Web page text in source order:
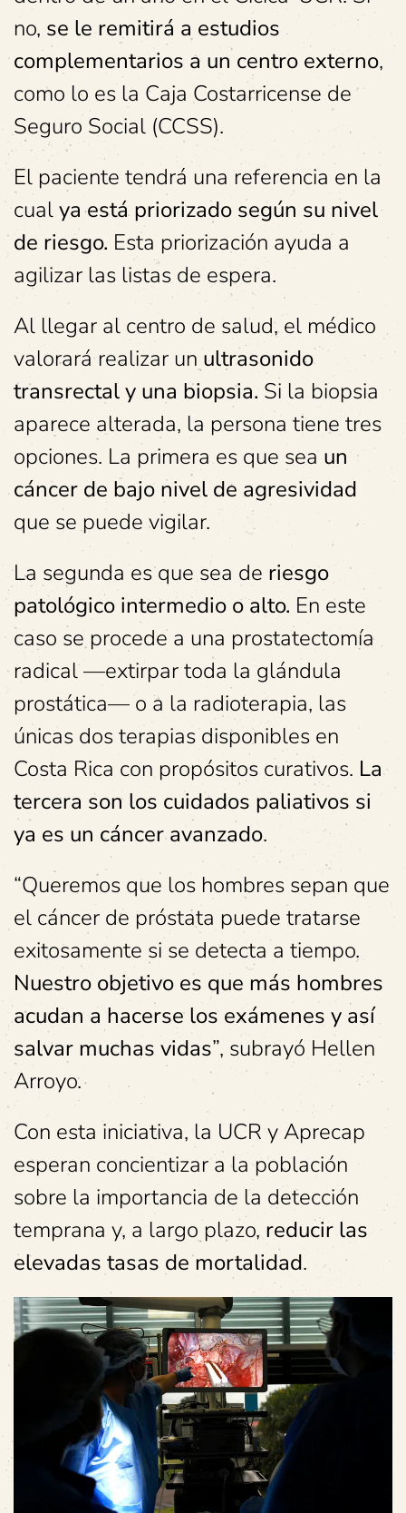
no, se le remitirá a estudios
complementarios a un centro externo,
como lo es la Caja Costarricense de
Seguro Social (CCSS).
El paciente tendrá una referencia en la
cualya está priorizado según su nivel
de riesgo. Esta priorización ayuda a
agilizar las listas de espera.
Al llegar al centro de salud, el médico
valorará realizar un ultrasonido
transrectal y una biopsia. Si la biopsia
aparece alterada, la persona tiene tres
opciones. La primera es que sea un
cáncer de bajo nivel de agresividad
que se puede vigilar.
La segunda es que sea de riesgo
patológico intermedio o alto. En este
caso se procede a una prostatectomía
radical —extirpar toda la glándula
prostática— o a la radioterapia, las
únicas dos terapias disponibles en
Costa Rica con propósitos curativos. La
tercera son los cuidados paliativos si
ya es un cáncer avanzado.
“Queremos que los hombres sepan que
el cáncer de próstata puede tratarse
exitosamente si se detecta a tiempo.
Nuestro objetivo es que más hombres
acudan a hacerse los exámenes y así
salvar muchas vidas”, subrayó Hellen
Arroyo.
Con esta iniciativa, la UCR y Aprecap
esperan concientizar a la población
sobre la importancia de la detección
temprana y, a largo plazo, reducir las
elevadas tasas de mortalidad.